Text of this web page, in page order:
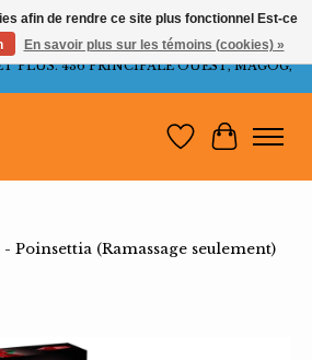
QUÉBEC ET ONTARIO POUR LES
PLUS. 436 PRINCIPALE OUEST, MAGOG,
Liste dePanier
Poinsettia (Ramassage seulement)
slideshow Items
afin de rendre ce site plus fonctionnel Est-ce
En savoir plus sur les témoins (cookies) »